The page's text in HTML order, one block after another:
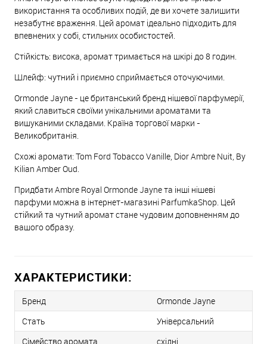
використання та особливих подій, де ви хочете залишити
незабутнє враження. Цей аромат ідеально підходить для
впевнених у собі, стильних особистостей.
Стійкість: висока, аромат тримається на шкірі до 8 годин.
Шлейф: чутний і приємно сприймається оточуючими.
Ormonde Jayne - це британський бренд нішевої парфумерії,
який славиться своїми унікальними ароматами та
вишуканими складами. Країна торгової марки -
Великобританія.
Схожі аромати: Tom Ford Tobacco Vanille, Dior Ambre Nuit, By
Kilian Amber Oud.
Придбати Ambre Royal Ormonde Jayne та інші нішеві
парфуми можна в інтернет-магазині ParfumkaShop. Цей
стійкий та чутний аромат стане чудовим доповненням до
вашого образу.
ХАРАКТЕРИСТИКИ:
Бренд
Ormonde Jayne
Стать
Універсальний
Сімейство аромата
східні